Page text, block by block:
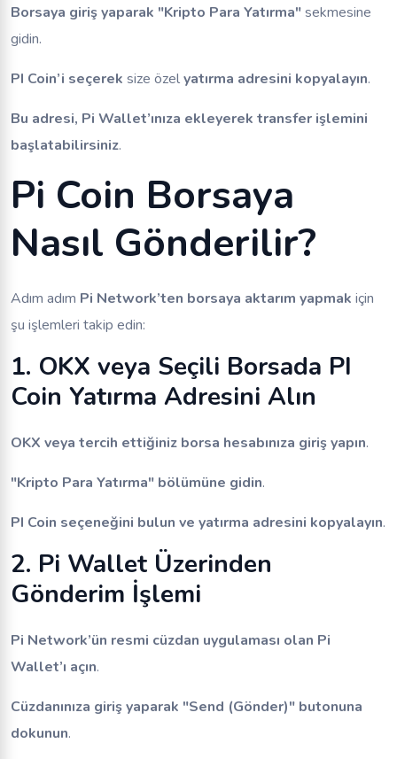
Borsaya giriş yaparak "Kripto Para Yatırma"sekmesine
gidin.
PI Coin’i seçerek size özelyatırma adresini kopyalayın.
Bu adresi, Pi Wallet’ınıza ekleyerek transfer işlemini
başlatabilirsiniz.
Pi Coin Borsaya
Nasıl Gönderilir?
Adım adım Pi Network’ten borsaya aktarım yapmak için
şu işlemleri takip edin:
1. OKX veya Seçili Borsada PI
Coin Yatırma Adresini Alın
OKX veya tercih ettiğiniz borsa hesabınıza giriş yapın.
"Kripto Para Yatırma" bölümüne gidin.
PI Coin seçeneğini bulun ve yatırma adresini kopyalayın.
2. Pi Wallet Üzerinden
Gönderim İşlemi
Pi Network’ün resmi cüzdan uygulaması olan Pi
Wallet’ı açın.
Cüzdanınıza giriş yaparak "Send (Gönder)" butonuna
dokunun.